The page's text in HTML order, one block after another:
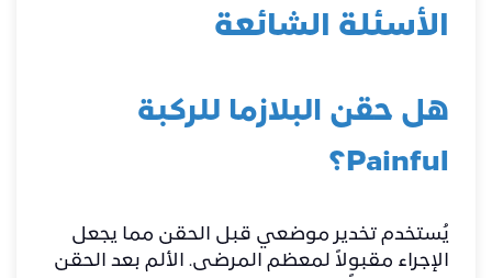
الأسئلة الشائعة
هل حقن البلازما للركبة
Painful؟
يُستخدم تخدير موضعي قبل الحقن مما يجعل
الإجراء مقبولاً لمعظم المرضى. الألم بعد الحقن